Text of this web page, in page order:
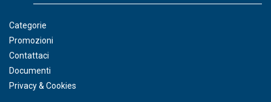
Categorie
Promozioni
Contattaci
Documenti
Privacy & Cookies